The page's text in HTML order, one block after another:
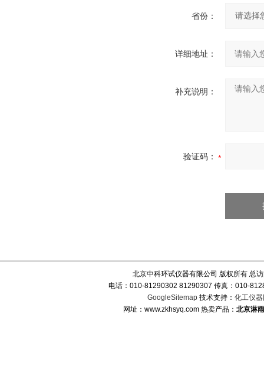
省份：
详细地址：
补充说明：
验证码：
北京中科环试仪器有限公司 版权所有 总
电话：010-81290302 81290307 传真：010-
GoogleSitemap技术支持： 化工仪器
网址：www.zkhsyq.com 热卖产品： 北京淋